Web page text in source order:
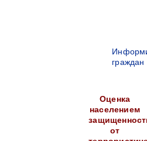
граждан
Оценка
населением
от